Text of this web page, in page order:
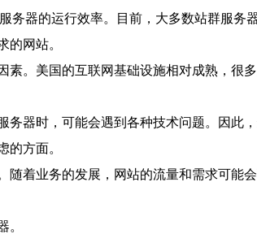
务器的运行效率。目前，大多数站群服
的网站。
。美国的互联网基础设施相对成熟，
器时，可能会遇到各种技术问题。因
的方面。
着业务的发展，网站的流量和需求可
。